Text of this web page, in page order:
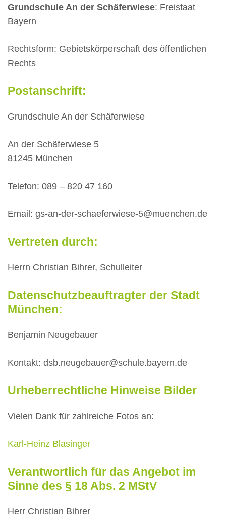
Grundschule An der Schäferwiese: Freistaat
Bayern
Rechtsform: Gebietskörperschaft des öffentlichen
Rechts
Postanschrift:
Grundschule An der Schäferwiese
An der Schäferwiese 5
81245 München
Telefon: 089 – 820 47 160
Email: gs-an-der-schaeferwiese-5@muenchen.de
Vertreten durch:
Herrn Christian Bihrer, Schulleiter
Datenschutzbeauftragter der Stadt
München:
Benjamin Neugebauer
Kontakt: dsb.neugebauer@schule.bayern.de
Urheberrechtliche Hinweise Bilder
Vielen Dank für zahlreiche Fotos an:
Karl-Heinz Blasinger
Verantwortlich für das Angebot im
Sinne des § 18 Abs. 2 MStV
Herr Christian Bihrer